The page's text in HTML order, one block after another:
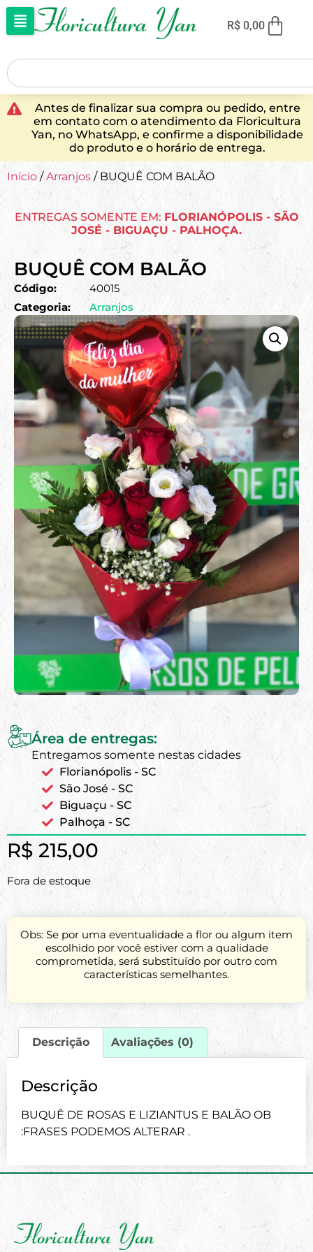
R$ 0,00
Antes de finalizar sua compra ou pedido, entre
em contato com o atendimento da Floricultura
Yan, no WhatsApp, e confirme a disponibilidade
do produto e o horário de entrega.
Início /Arranjos / BUQUÊ COM BALÃO
ENTREGAS SOMENTE EM: FLORIANÓPOLIS - SÃO
JOSÉ - BIGUAÇU - PALHOÇA.
BUQUÊ COM BALÃO
Código:
40015
Categoria:
Arranjos
Área de entregas:
Entregamos somente nestas cidades
Florianópolis - SC
São José - SC
Biguaçu - SC
Palhoça - SC
R$ 215,00
Fora de estoque
Obs: Se por uma eventualidade a flor ou algum item
escolhido por você estiver com a qualidade
comprometida, será substituído por outro com
características semelhantes.
Descrição Avaliações (0)
Descrição
BUQUÊ DE ROSAS E LIZIANTUS E BALÃO OB
:FRASES PODEMOS ALTERAR .